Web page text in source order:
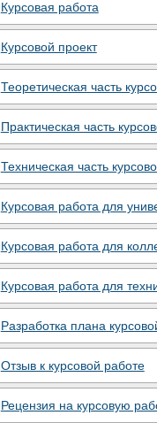
Курсовая работа
Курсовой проект
Теоретическая часть
Практическая часть
Техническая часть
Курсовая работа для
Курсовая работа для
Курсовая работа для
Разработка плана
Отзыв к курсовой работе
Рецензия на курсовую